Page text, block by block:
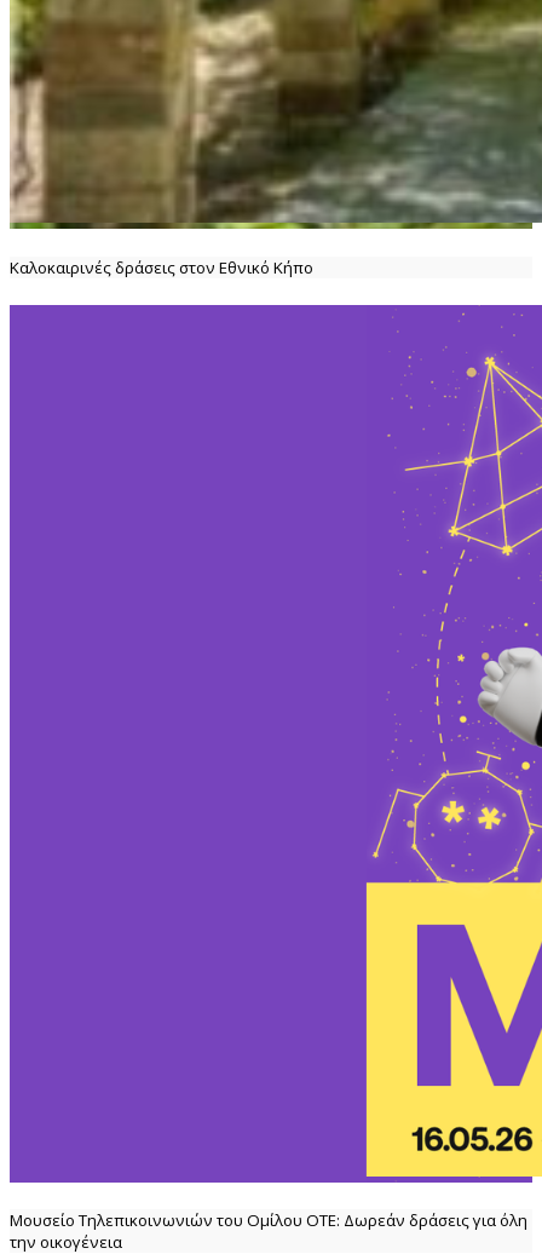
Καλοκαιρινές δράσεις στον Εθνικό Κήπο
Μουσείο Τηλεπικοινωνιών του Ομίλου ΟΤΕ: Δωρεάν δράσεις για όλη
την οικογένεια